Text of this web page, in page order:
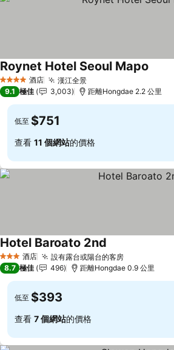
4 星級 酒店 漢江全景查看價格
Roynet Hotel Seoul Mapo
9.1 極佳 3,003 距離Hongdae 2.2 公里
低至 $751
查看 11 個網站的價格
3 星級 酒店 設有露台或陽台的客房查看價格
Hotel Baroato 2nd
8.7 極佳 496 距離Hongdae 0.9 公里
低至 $393
查看 7 個網站的價格